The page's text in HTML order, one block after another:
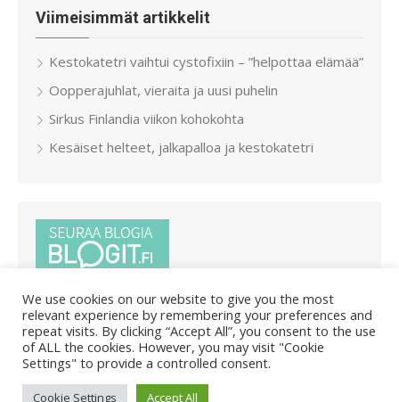
Viimeisimmät artikkelit
Kestokatetri vaihtui cystofixiin – ”helpottaa elämää”
Oopperajuhlat, vieraita ja uusi puhelin
Sirkus Finlandia viikon kohokohta
Kesäiset helteet, jalkapalloa ja kestokatetri
© 2026 Pietar.in/ Powered by WordPress
We use cookies on our website to give you the most
relevant experience by remembering your preferences and
repeat visits. By clicking “Accept All”, you consent to the use
of ALL the cookies. However, you may visit "Cookie
Settings" to provide a controlled consent.
Cookie Settings Accept All